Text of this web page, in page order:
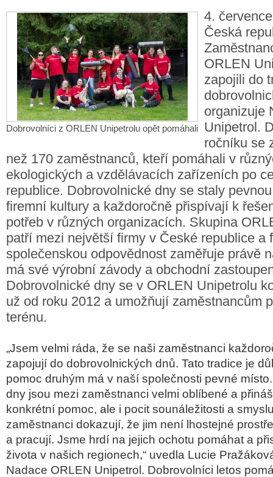
Dobrovolníci z ORLEN Unipetrolu opět pomáhali
4.
Česká
ORLEN
zapojili do
organizuje
Unipetrol.
ročníku se
než 170 zaměstnanců, kteří pomáhali v
ekologických a vzdělávacích zařízeních po
republice. Dobrovolnické dny se staly
firemní kultury a každoročně přispívají k
potřeb v různých organizacích. Skupina
patří mezi největší firmy v České republice a
společenskou odpovědnost zaměřuje právě
má své výrobní závody a obchodní
Dobrovolnické dny se v ORLEN Unipetrolu
už od roku 2012 a umožňují zaměstnancům
terénu.
„Jsem velmi ráda, že se naši zaměstnanci
zapojují do dobrovolnických dnů. Tato tradice je
pomoc druhým má v naší společnosti pevné
dny jsou mezi zaměstnanci velmi oblíbené a
konkrétní pomoc, ale i pocit sounáležitosti a
zaměstnanci dokazují, že jim není lhostejné
a pracují. Jsme hrdí na jejich ochotu pomáhat a
života v našich regionech,“ uvedla Lucie
Nadace ORLEN Unipetrol. Dobrovolníci letos